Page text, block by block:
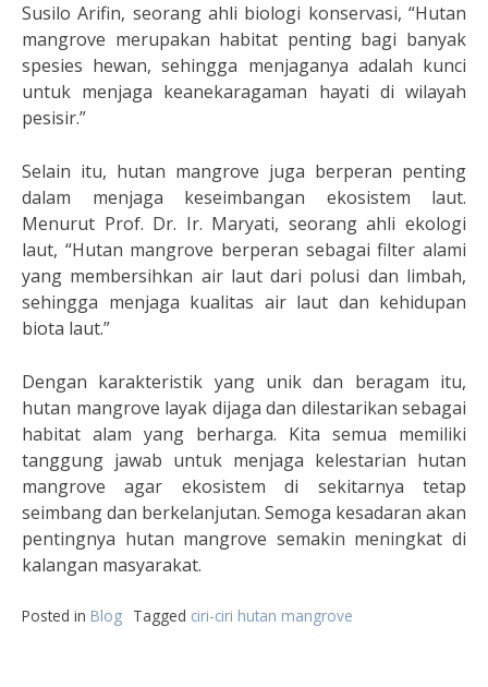
Susilo Arifin, seorang ahli biologi konservasi, “Hutan
mangrove merupakan habitat penting bagi banyak
spesies hewan, sehingga menjaganya adalah kunci
untuk menjaga keanekaragaman hayati di wilayah
pesisir.”
Selain itu, hutan mangrove juga berperan penting
dalam menjaga keseimbangan ekosistem laut.
Menurut Prof. Dr. Ir. Maryati, seorang ahli ekologi
laut, “Hutan mangrove berperan sebagai filter alami
yang membersihkan air laut dari polusi dan limbah,
sehingga menjaga kualitas air laut dan kehidupan
biota laut.”
Dengan karakteristik yang unik dan beragam itu,
hutan mangrove layak dijaga dan dilestarikan sebagai
habitat alam yang berharga. Kita semua memiliki
tanggung jawab untuk menjaga kelestarian hutan
mangrove agar ekosistem di sekitarnya tetap
seimbang dan berkelanjutan. Semoga kesadaran akan
pentingnya hutan mangrove semakin meningkat di
kalangan masyarakat.
Posted in Blog Tagged ciri-ciri hutan mangrove